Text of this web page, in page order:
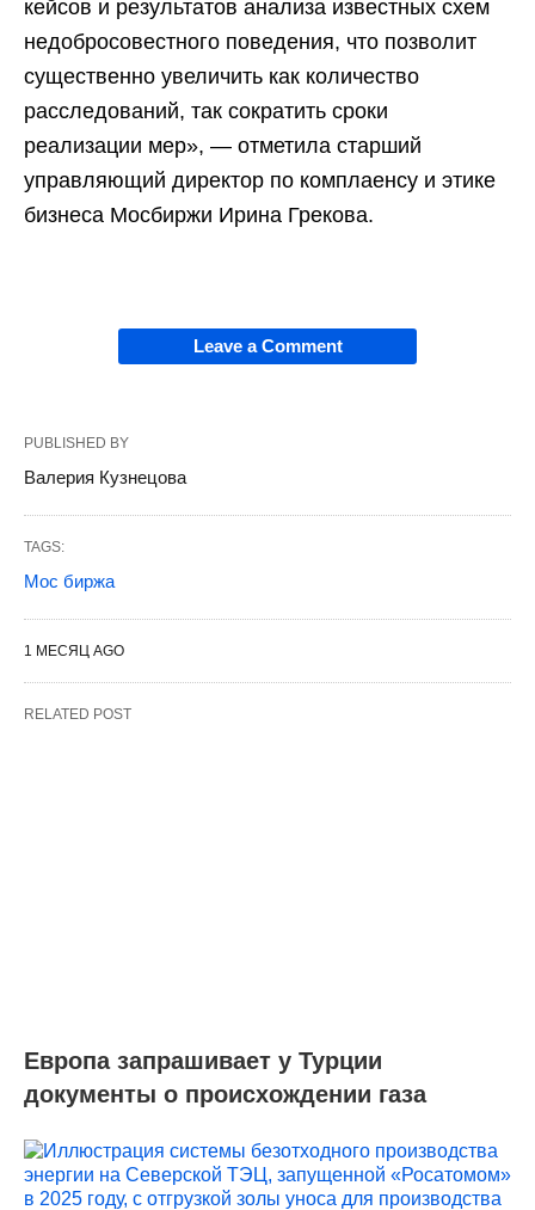
кейсов и результатов анализа известных схем
недобросовестного поведения, что позволит
существенно увеличить как количество
расследований, так сократить сроки
реализации мер», — отметила старший
управляющий директор по комплаенсу и этике
бизнеса Мосбиржи Ирина Грекова.
Leave a Comment
PUBLISHED BY
Валерия Кузнецова
TAGS:
Мос биржа
1 МЕСЯЦ AGO
RELATED POST
Европа запрашивает у Турции
документы о происхождении газа